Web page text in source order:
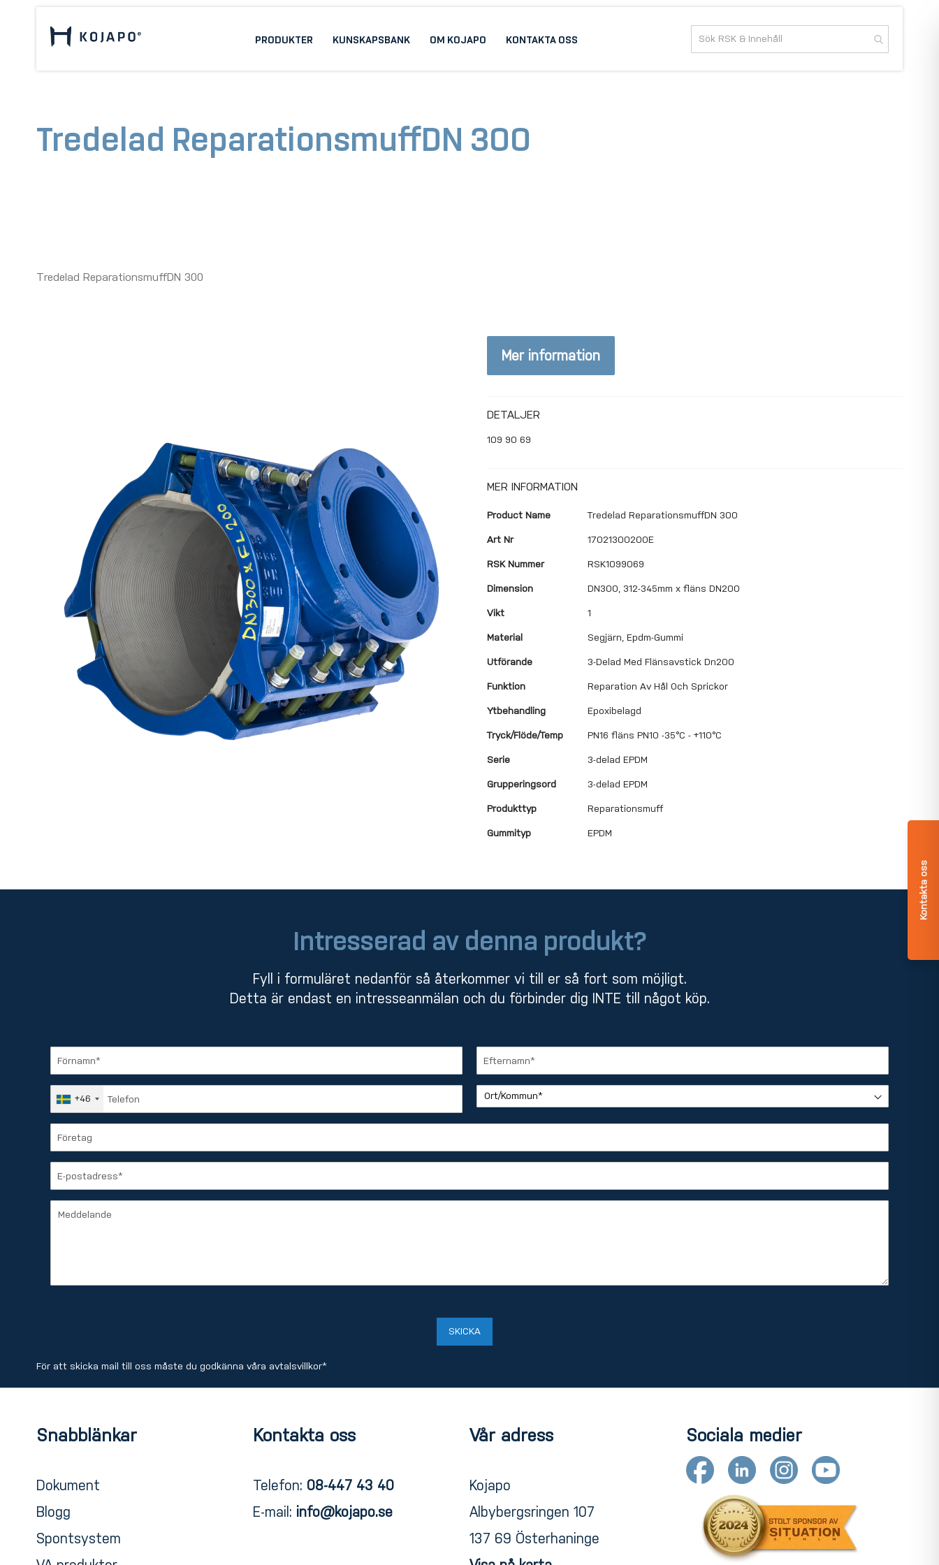
Kontakta oss
PRODUKTER KUNSKAPSBANK OM KOJAPO KONTAKTA OSS
Tredelad ReparationsmuffDN 300
Tredelad ReparationsmuffDN 300
Mer information
DETALJER
109 90 69
MER INFORMATION
Mer
Product Name Tredelad ReparationsmuffDN 300
Art Nr 17021300200E
RSK Nummer RSK1099069
Dimension DN300, 312-345mm x fläns DN200
Vikt 1
Material Segjärn, Epdm-Gummi
Utförande 3-Delad Med Flänsavstick Dn200
Funktion Reparation Av Hål Och Sprickor
Ytbehandling Epoxibelagd
Tryck/Flöde/Temp PN16 fläns PN10 -35°C - +110°C
Serie 3-delad EPDM
Grupperingsord 3-delad EPDM
Produkttyp Reparationsmuff
Gummityp EPDM
Intresserad av denna produkt?
Fyll i formuläret nedanför så återkommer vi till er så fort som möjligt.
Detta är endast en intresseanmälan och du förbinder dig INTE till något köp.
+46
SKICKA
För att skicka mail till oss måste du godkänna våra avtalsvillkor*
Snabblänkar
Dokument
Blogg
Spontsystem
Kontakta oss
Telefon: 08-447 43 40
E-mail: info@kojapo.se
Vår adress
Kojapo
Albybergsringen 107
137 69 Österhaninge
Sociala medier